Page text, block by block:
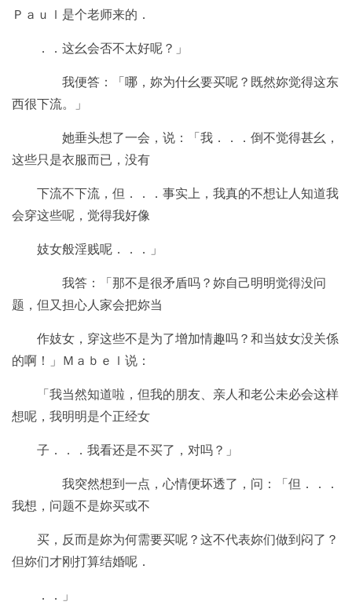
Ｐａｕｌ是个老师来的．
．．这幺会否不太好呢？」
我便答：「哪，妳为什幺要买呢？既然妳觉得这东
西很下流。」
她垂头想了一会，说：「我．．．倒不觉得甚幺，
这些只是衣服而已，没有
下流不下流，但．．．事实上，我真的不想让人知道我
会穿这些呢，觉得我好像
妓女般淫贱呢．．．」
我答：「那不是很矛盾吗？妳自己明明觉得没问
题，但又担心人家会把妳当
作妓女，穿这些不是为了增加情趣吗？和当妓女没关係
的啊！」Ｍａｂｅｌ说：
「我当然知道啦，但我的朋友、亲人和老公未必会这样
想呢，我明明是个正经女
子．．．我看还是不买了，对吗？」
我突然想到一点，心情便坏透了，问：「但．．．
我想，问题不是妳买或不
买，反而是妳为何需要买呢？这不代表妳们做到闷了？
但妳们才刚打算结婚呢．
．．」